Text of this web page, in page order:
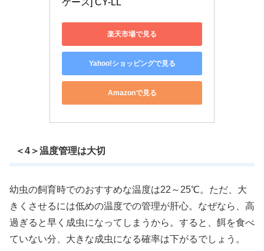
ケース] CY-LL
楽天市場で見る
Yahoo!ショッピングで見る
Amazonで見る
＜4＞温度管理は大切
幼虫の飼育時でのおすすめな温度は22～25℃。ただ、大
きくさせるには低めの温度での管理が肝心。なぜなら、高
過ぎると早く成虫になってしまうから。すると、餌を食べ
ていない分、大きな成虫になる確率は下がるでしょう。